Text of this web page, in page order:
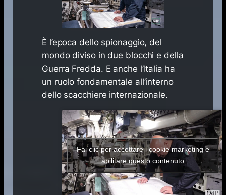
È l’epoca dello spionaggio, del
mondo diviso in due blocchi e della
Guerra Fredda. E anche l’Italia ha
un ruolo fondamentale all’interno
dello scacchiere internazionale.
Fai clic per accettare i cookie marketing e
abilitare questo contenuto